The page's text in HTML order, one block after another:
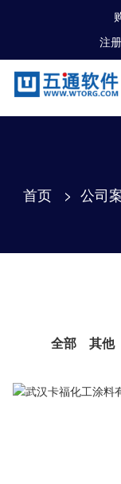
注册
首页> 公司
全部 其他